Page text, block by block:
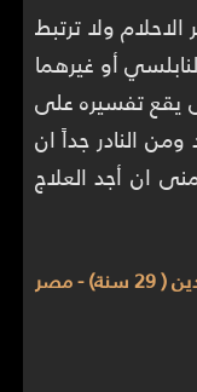
ولا ترتبط
أو غيرهما
يقع تفسيره على
النادر جداً ان
ان أجد العلاج
- مصر